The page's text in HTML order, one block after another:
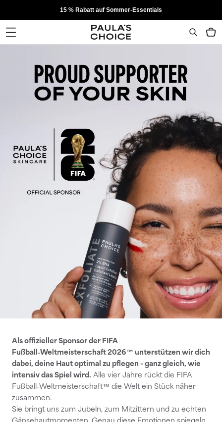
15 % Rabatt auf Sommer-Essentials
Als offizieller Sponsor der FIFA
Fußball‑Weltmeisterschaft 2026™ unterstützen wir dich
dabei, deine Haut optimal zu pflegen - ganz gleich, wie
intensiv das Spiel wird. Alle vier Jahre rückt die FIFA
Fußball‑Weltmeisterschaft™ die Welt ein Stück näher
zusammen.
Sie bringt uns zum Jubeln, zum Mitzittern und zu echten